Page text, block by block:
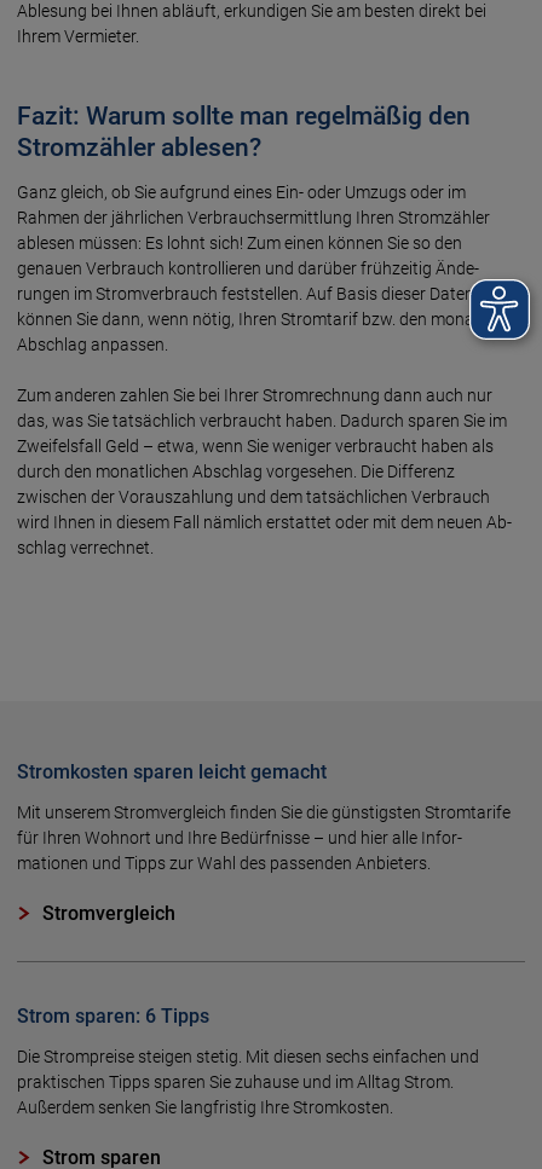
Ablesung bei Ihnen abläuft, erkun­digen Sie am besten direkt bei
Ihrem Vermieter.
Fazit: Warum sollte man regelmäßig den
Stromzähler ablesen?
Ganz gleich, ob Sie aufgrund eines Ein- oder Umzugs oder im
Rahmen der jähr­lichen Ver­brauchs­ermittlung Ihren Strom­zähler
ablesen müssen: Es lohnt sich! Zum einen können Sie so den
genauen Ver­brauch kontrol­lieren und darüber früh­zeitig Ände­
rungen im Strom­ver­brauch fest­stellen. Auf Basis dieser Daten
können Sie dann, wenn nötig, Ihren Strom­tarif bzw. den monat­lichen
Abschlag anpassen.
Zum anderen zahlen Sie bei Ihrer Strom­rech­nung dann auch nur
das, was Sie tat­säch­lich ver­braucht haben. Dadurch sparen Sie im
Zweifels­fall Geld – etwa, wenn Sie weniger ver­braucht haben als
durch den monat­lichen Abschlag vorge­sehen. Die Diffe­renz
zwischen der Voraus­zah­lung und dem tat­säch­lichen Ver­brauch
wird Ihnen in diesem Fall näm­lich erstattet oder mit dem neuen Ab­
schlag verrechnet.
Stromkosten sparen leicht gemacht
Mit unserem Strom­vergleich finden Sie die güns­tigsten Strom­tarife
für Ihren Wohnort und Ihre Bedürf­nisse – und hier alle Infor­
mationen und Tipps zur Wahl des passenden Anbieters.
Stromvergleich
Strom sparen: 6 Tipps
Die Strompreise steigen stetig. Mit diesen sechs einfachen und
praktischen Tipps sparen Sie zuhause und im Alltag Strom.
Außerdem senken Sie langfristig Ihre Stromkosten.
Strom sparen